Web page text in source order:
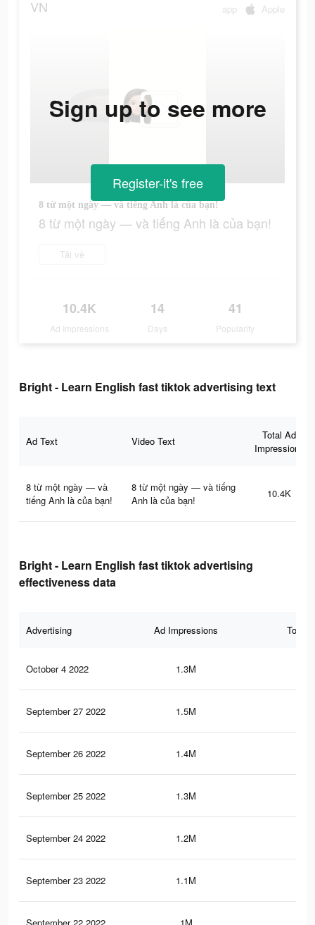
VN app Apple
8 từ một ngày — và tiếng Anh là của bạn!
8 từ một ngày — và tiếng Anh là của bạn!
Tải về
10.4K
Ad Impressions
14
Days
41
Popularity
Sign up to see more
Register-it's free
Bright - Learn English fast tiktok advertising text
Ad Text Video Text
Total Ad
Impressions
8 từ một ngày — và
tiếng Anh là của bạn!
8 từ một ngày — và tiếng
Anh là của bạn!
10.4K
Bright - Learn English fast tiktok advertising
effectiveness data
Advertising Ad Impressions Total
October 4 2022 1.3M
September 27 2022 1.5M
September 26 2022 1.4M
September 25 2022 1.3M
September 24 2022 1.2M
September 23 2022 1.1M